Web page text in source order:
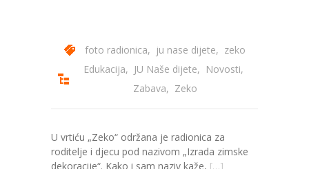
Edukacije
-- Edukacije za roditelje
Za roditelje
foto radionica, ju nase dijete, zeko
Edukacija, JU Naše dijete, Novosti,
Zabava, Zeko
U vrtiću „Zeko“ održana je radionica za
roditelje i djecu pod nazivom „Izrada zimske
dekoracije“. Kako i sam naziv kaže, […]